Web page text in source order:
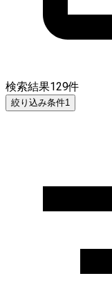
検索結果129件
絞り込み条件1